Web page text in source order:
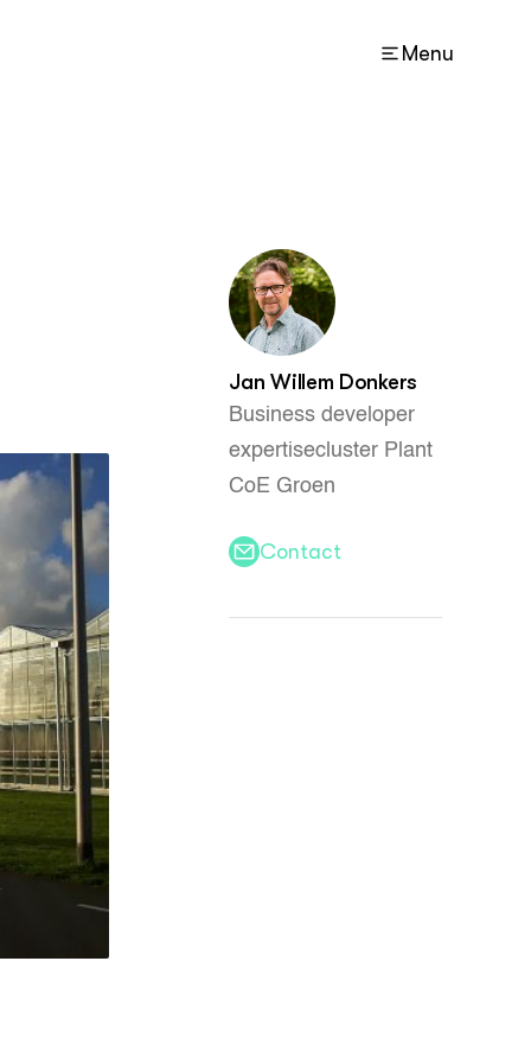
Menu
Jan Willem Donkers
Business developer
expertisecluster Plant
CoE Groen
Contact